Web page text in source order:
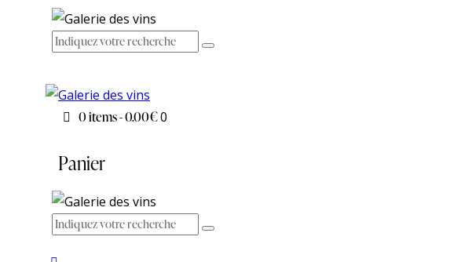
0 items-0.00€0
Panier